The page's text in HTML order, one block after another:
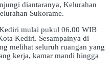
diantaranya, Kelurahan
Sukorame.
mulai pukul 06.00 WIB
Kediri. Sesampainya di
melihat seluruh ruangan yang
kerja, kamar mandi hingga